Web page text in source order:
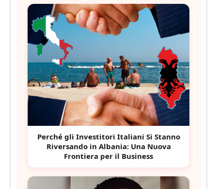
Perché gli Investitori Italiani Si Stanno
Riversando in Albania: Una Nuova
Frontiera per il Business